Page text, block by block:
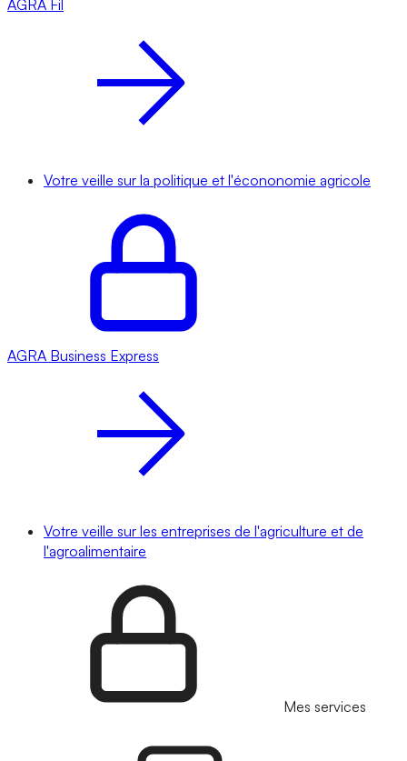
AGRA Fil
Votre veille sur la politique et l'écononomie agricole
AGRA Business Express
Votre veille sur les entreprises de l'agriculture et de
l'agroalimentaire
Mes services